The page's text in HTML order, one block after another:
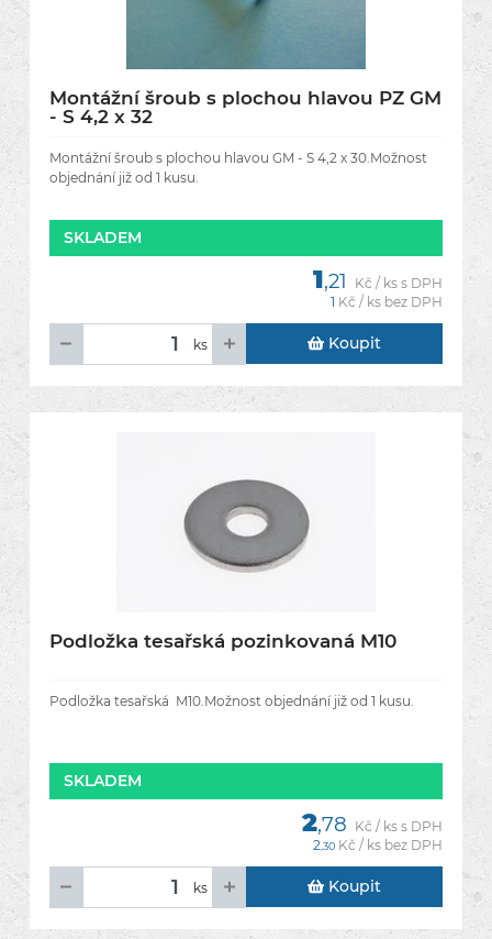
Montážní šroub s plochou hlavou PZ GM
- S 4,2 x 32
Montážní šroub s plochou hlavou GM - S 4,2 x 30.Možnost
objednání již od 1 kusu.
SKLADEM
1,21
Kč / ks s DPH
1 Kč / ks bez DPH
ks Koupit
Podložka tesařská pozinkovaná M10
Podložka tesařská M10.Možnost objednání již od 1 kusu.
SKLADEM
2,78 Kč / ks s DPH
2,30 Kč / ks bez DPH
ks Koupit